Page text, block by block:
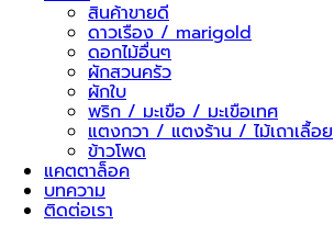
สินค้าขายดี
ดาวเรือง / marigold
ดอกไม้อื่นๆ
ผักสวนครัว
ผักใบ
พริก / มะเขือ / มะเขือเทศ
แตงกวา / แตงร้าน / ไม้เถาเลื้อย
ข้าวโพด
แคตตาล็อค
บทความ
ติดต่อเรา